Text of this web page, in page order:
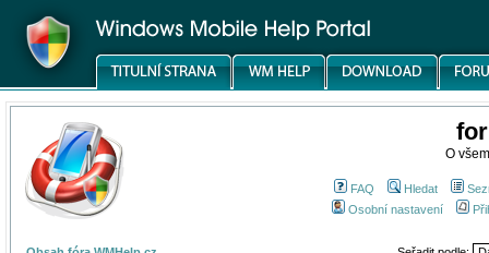
O
FAQ Hledat
Osobní nastavení